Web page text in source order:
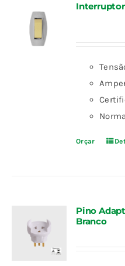
Interruptor
Orçar
Pino
Branco